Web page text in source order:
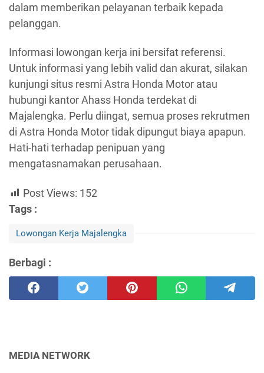
dalam memberikan pelayanan terbaik kepada
pelanggan.
Informasi lowongan kerja ini bersifat referensi.
Untuk informasi yang lebih valid dan akurat, silakan
kunjungi situs resmi Astra Honda Motor atau
hubungi kantor Ahass Honda terdekat di
Majalengka. Perlu diingat, semua proses rekrutmen
di Astra Honda Motor tidak dipungut biaya apapun.
Hati-hati terhadap penipuan yang
mengatasnamakan perusahaan.
Post Views: 152
Tags :
Lowongan Kerja Majalengka
Berbagi :
MEDIA NETWORK